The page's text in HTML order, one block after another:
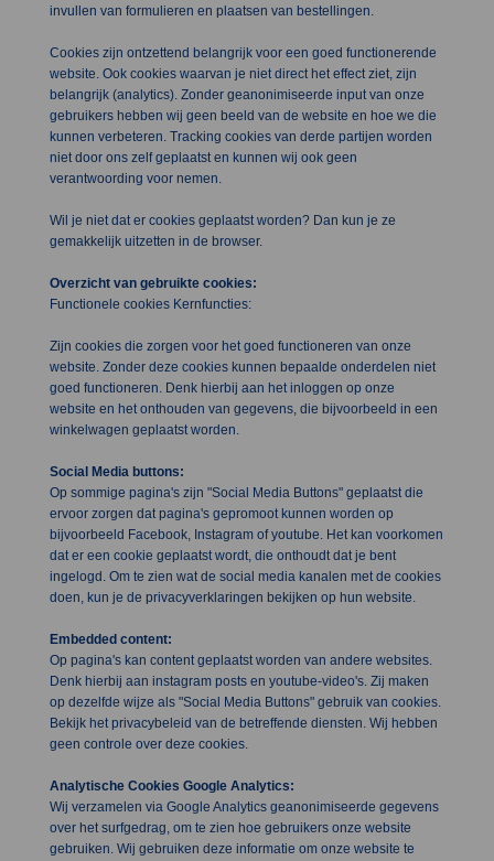
invullen van formulieren en plaatsen van bestellingen.
Cookies zijn ontzettend belangrijk voor een goed functionerende
website. Ook cookies waarvan je niet direct het effect ziet, zijn
belangrijk (analytics). Zonder geanonimiseerde input van onze
gebruikers hebben wij geen beeld van de website en hoe we die
kunnen verbeteren. Tracking cookies van derde partijen worden
niet door ons zelf geplaatst en kunnen wij ook geen
verantwoording voor nemen.
Wil je niet dat er cookies geplaatst worden? Dan kun je ze
gemakkelijk uitzetten in de browser.
Overzicht van gebruikte cookies:
Functionele cookies Kernfuncties:
Zijn cookies die zorgen voor het goed functioneren van onze
website. Zonder deze cookies kunnen bepaalde onderdelen niet
goed functioneren. Denk hierbij aan het inloggen op onze
website en het onthouden van gegevens, die bijvoorbeeld in een
winkelwagen geplaatst worden.
Social Media buttons:
Op sommige pagina's zijn "Social Media Buttons" geplaatst die
ervoor zorgen dat pagina's gepromoot kunnen worden op
bijvoorbeeld Facebook, Instagram of youtube. Het kan voorkomen
dat er een cookie geplaatst wordt, die onthoudt dat je bent
ingelogd. Om te zien wat de social media kanalen met de cookies
doen, kun je de privacyverklaringen bekijken op hun website.
Embedded content:
Op pagina's kan content geplaatst worden van andere websites.
Denk hierbij aan instagram posts en youtube-video's. Zij maken
op dezelfde wijze als "Social Media Buttons" gebruik van cookies.
Bekijk het privacybeleid van de betreffende diensten. Wij hebben
geen controle over deze cookies.
Analytische Cookies Google Analytics:
Wij verzamelen via Google Analytics geanonimiseerde gegevens
over het surfgedrag, om te zien hoe gebruikers onze website
gebruiken. Wij gebruiken deze informatie om onze website te